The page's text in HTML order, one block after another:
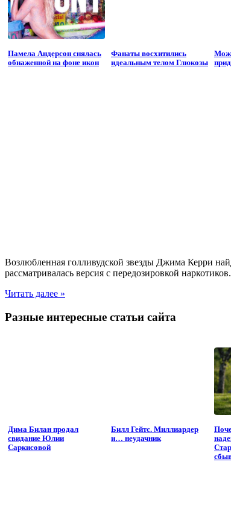
Памела Андерсон снялась
обнаженной на фоне икон
Фанаты восхитились
идеальным телом Глюкозы
Возлюбленная голливудской звезды Джима Керри
рассматривалась версия с передозировкой наркотиков.
Читать далее »
Разные интересные статьи сайта
Дима Билан продал
свидание Юлии
Саркисовой
Билл Гейтс. Миллиардер
и… неудачник